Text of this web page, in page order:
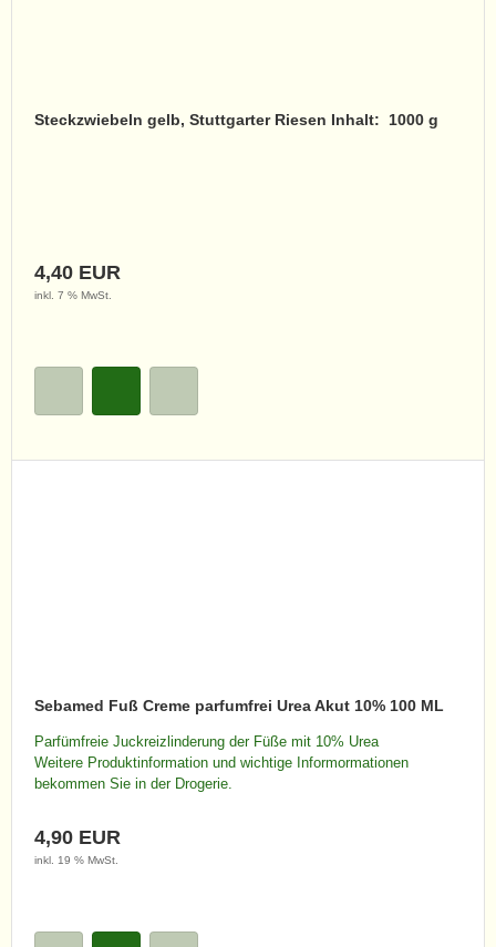
Steckzwiebeln gelb, Stuttgarter Riesen Inhalt: 1000 g
4,40 EUR
inkl. 7 % MwSt.
Sebamed Fuß Creme parfumfrei Urea Akut 10% 100 ML
Parfümfreie Juckreizlinderung der Füße mit 10% Urea
Weitere Produktinformation und wichtige Informormationen
bekommen Sie in der Drogerie.
4,90 EUR
inkl. 19 % MwSt.